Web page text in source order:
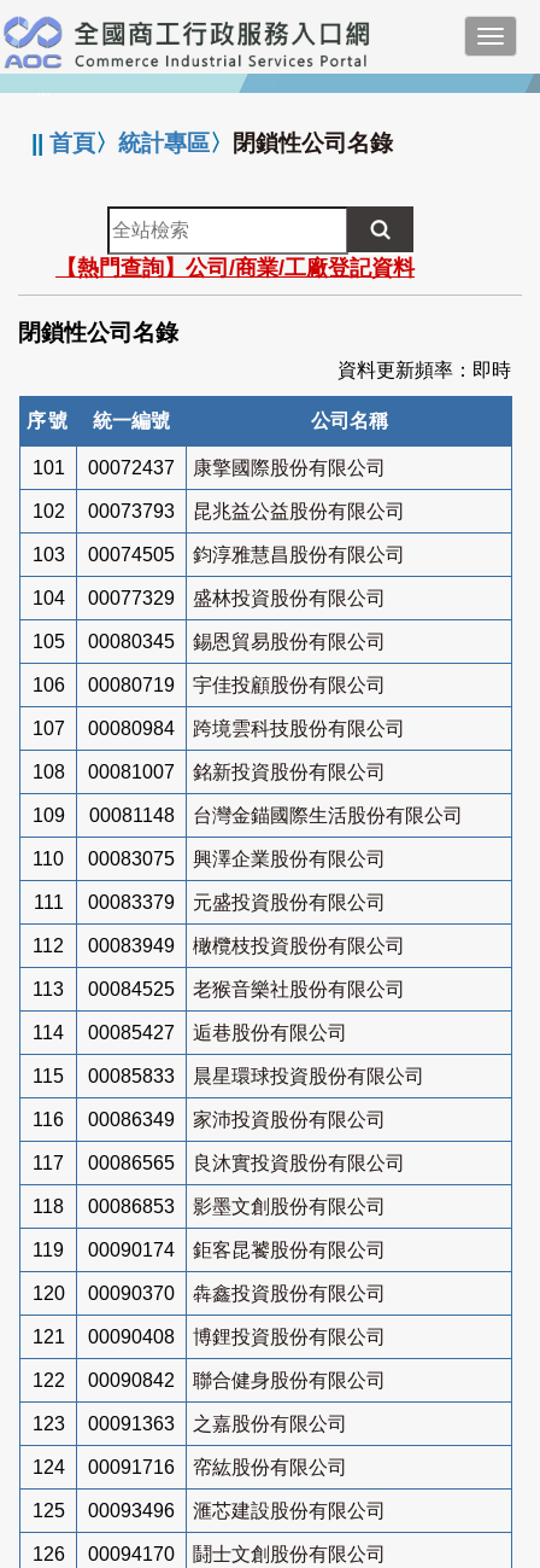
跳
到
主
要
:::
||首頁〉統計專區〉 閉鎖性公司名錄
全
站
檢
索
【熱門查詢】公司/商業/工廠登記資料
閉鎖性公司名錄
資料更新頻率：即時
序號 統一編號 公司名稱
101 00072437 康擎國際股份有限公司
102 00073793 昆兆益公益股份有限公司
103 00074505 鈞淳雅慧昌股份有限公司
104 00077329 盛林投資股份有限公司
105 00080345 錫恩貿易股份有限公司
106 00080719 宇佳投顧股份有限公司
107 00080984 跨境雲科技股份有限公司
108 00081007 銘新投資股份有限公司
109 00081148 台灣金錨國際生活股份有限公司
110 00083075 興澤企業股份有限公司
111 00083379 元盛投資股份有限公司
112 00083949 橄欖枝投資股份有限公司
113 00084525 老猴音樂社股份有限公司
114 00085427 逅巷股份有限公司
115 00085833 晨星環球投資股份有限公司
116 00086349 家沛投資股份有限公司
117 00086565 良沐實投資股份有限公司
118 00086853 影墨文創股份有限公司
119 00090174 鉅客昆饕股份有限公司
120 00090370 犇鑫投資股份有限公司
121 00090408 博鋰投資股份有限公司
122 00090842 聯合健身股份有限公司
123 00091363 之嘉股份有限公司
124 00091716 帟紘股份有限公司
125 00093496 滙芯建設股份有限公司
126 00094170 鬪士文創股份有限公司